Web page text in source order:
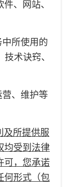
、网站、
所使用的
术诀窍、
、维护等
及所提供服
均受到法律
可，您承诺
何形式（包